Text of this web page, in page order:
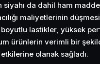
siyahı da dahil ham
maliyetlerinin
lastikler, yüksek
ürünlerin verimli bir
etkilerine olanak sağladı.